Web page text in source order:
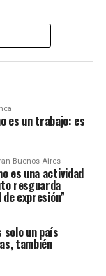
es un trabajo: es
Buenos Aires
es una actividad
resguarda
expresión”
solo un país
también